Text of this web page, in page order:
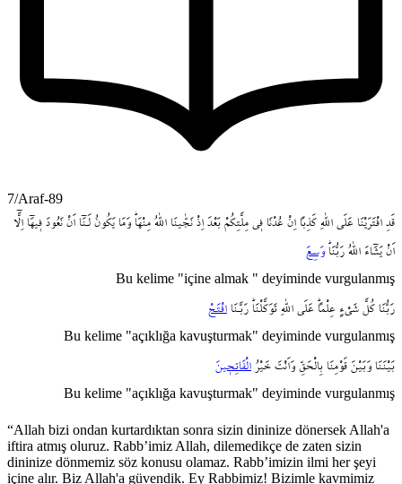
7/Araf-89
قَدِ افْتَرَيْنَا عَلَى اللّٰهِ كَذِباً اِنْ عُدْنَا ف۪ي مِلَّتِكُمْ بَعْدَ اِذْ نَجّٰينَا اللّٰهُ مِنْهَاۜ وَمَا يَكُونُ لَـنَٓا اَنْ نَعُودَ ف۪يهَٓا اِلَّٓا
اَنْ يَشَٓاءَ اللّٰهُ رَبُّنَاۜ وَسِعَ
Bu kelime "içine almak " deyiminde vurgulanmış
رَبُّنَا كُلَّ شَيْءٍ عِلْماًۜ عَلَى اللّٰهِ تَوَكَّلْنَاۜ رَبَّـنَا افْتَحْ
Bu kelime "açıklığa kavuşturmak" deyiminde vurgulanmış
بَيْنَنَا وَبَيْنَ قَوْمِنَا بِالْحَقِّ وَاَنْتَ خَيْرُ الْفَاتِح۪ينَ
Bu kelime "açıklığa kavuşturmak" deyiminde vurgulanmış
“Allah bizi ondan kurtardıktan sonra sizin dininize dönersek Allah'a
iftira atmış oluruz. Rabb’imiz Allah, dilemedikçe de zaten sizin
dininize dönmemiz söz konusu olamaz. Rabb’imizin ilmi her şeyi
içine alır. Biz Allah'a güvendik. Ey Rabbimiz! Bizimle kavmimiz